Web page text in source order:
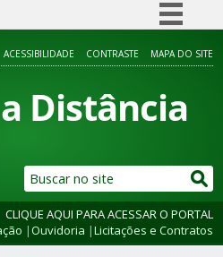
Participe
Canais
ACESSIBILIDADE CONTRASTE MAPA DO SITE
Distância
CLIQUE AQUI PARA ACESSAR O PORTAL
|Ouvidoria |Licitações e Contratos